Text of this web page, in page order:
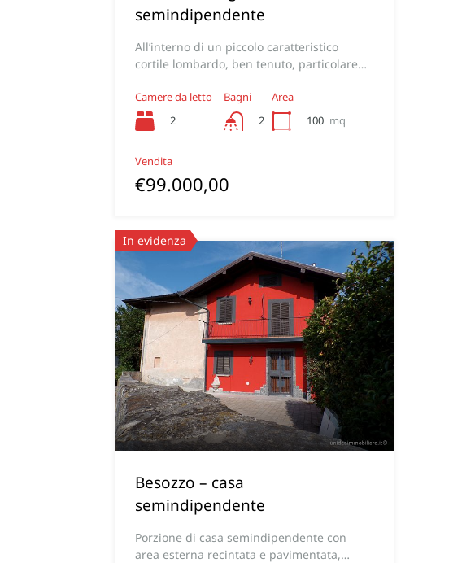
semindipendente
All’interno di un piccolo caratteristico
cortile lombardo, ben tenuto, particolare…
Camere da letto
2
Bagni
2
Area
100 mq
Vendita
€99.000,00
In evidenza
Besozzo – casa
semindipendente
Porzione di casa semindipendente con
area esterna recintata e pavimentata,…